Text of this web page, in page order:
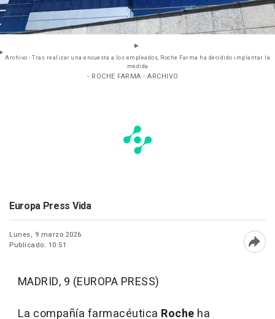
Archivo - Tras realizar una encuesta a los empleados, Roche Farma ha decidido implantar la
medida
- ROCHE FARMA - ARCHIVO
Europa Press Vida
Lunes, 9 marzo 2026
Publicado: 10:51
MADRID, 9 (EUROPA PRESS)
La compañía farmacéutica Roche ha